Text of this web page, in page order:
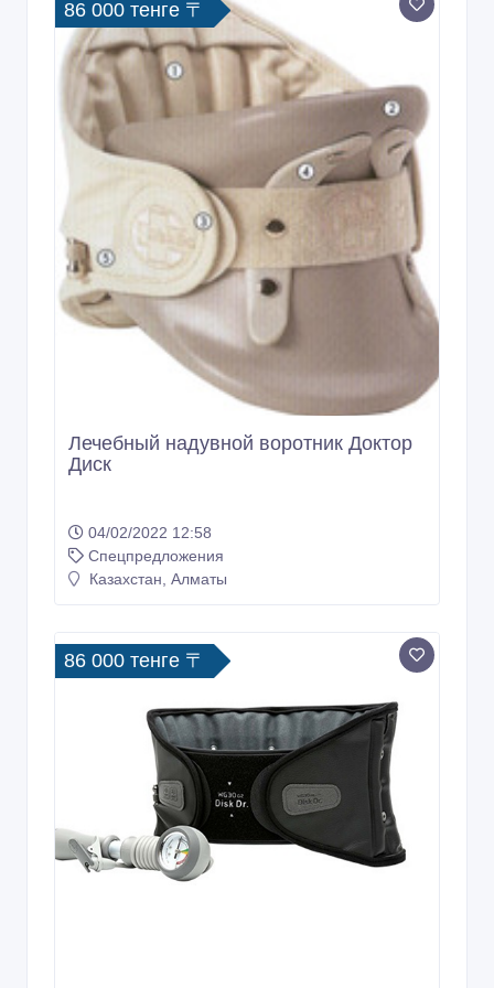
86 000 тенге 〒
Лечебный надувной воротник Доктор
Диск
04/02/2022 12:58
Спецпредложения
Казахстан, Алматы
86 000 тенге 〒